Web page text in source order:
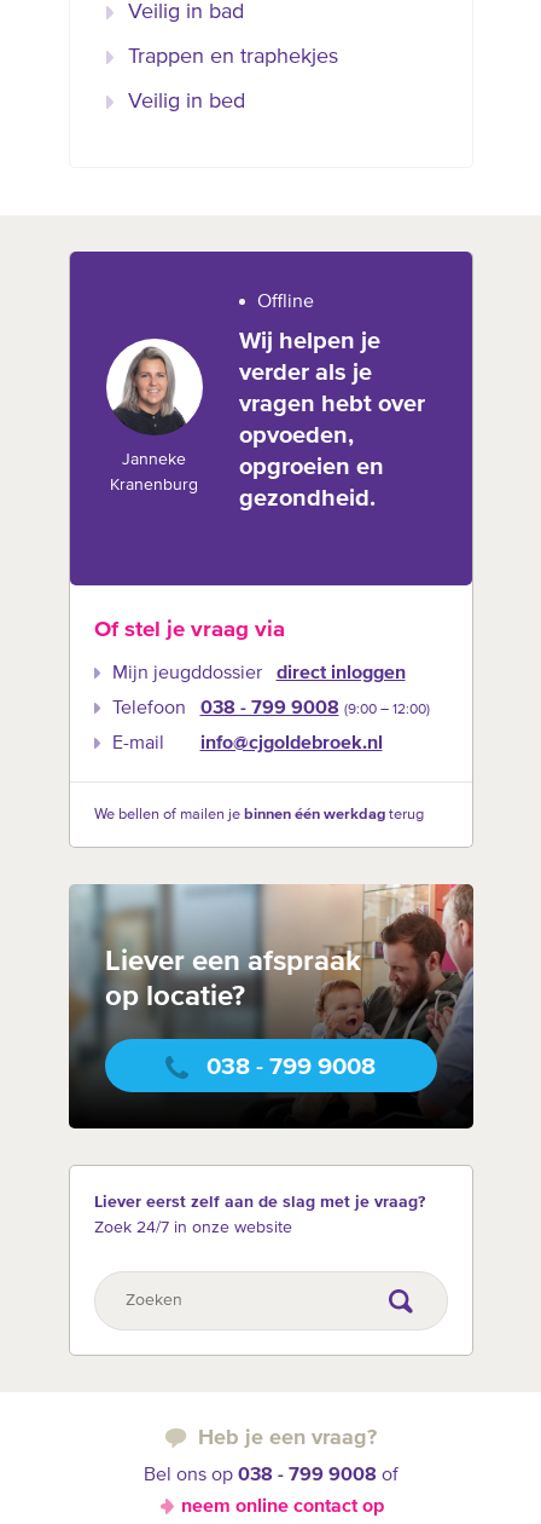
Veilig in bad
Trappen en traphekjes
Veilig in bed
Janneke
Kranenburg
Offline
Wij helpen je
verder als je
vragen hebt over
opvoeden,
opgroeien en
gezondheid.
Of stel je vraag via
Mijn jeugddossier
direct inloggen
Telefoon
038 - 799 9008 (9:00 –‍ 12:00)
E-mail info@cjgoldebroek.nl
We bellen of mailen je binnen één werkdagterug
Liever een afspraak
op locatie?
038 - 799 9008
Liever eerst zelf aan de slag met je vraag?
Zoek 24/7 in onze website
Heb je een vraag?
Bel ons op 038 - 799 9008 of
neem online contact op